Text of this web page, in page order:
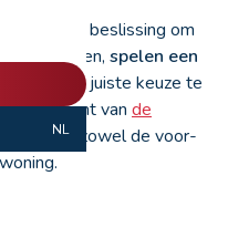
NL
... Bij de beslissing om
installeren, spelen een
helpen de juiste keuze te
overzicht van de
zowel de voor-